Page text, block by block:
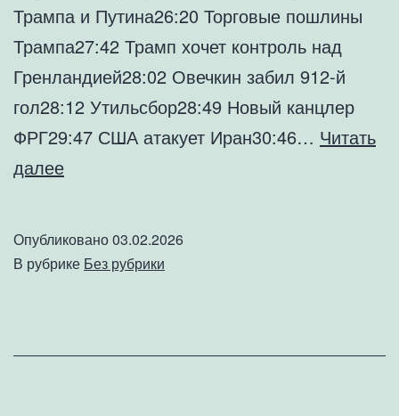
Трампа и Путина26:20 Торговые пошлины
Трампа27:42 Трамп хочет контроль над
Гренландией28:02 Овечкин забил 912-й
гол28:12 Утильсбор28:49 Новый канцлер
ФРГ29:47 США атакует Иран30:46… Читать
далееЭтот
не
Опубликовано03.02.2026
В рубрике Без рубрики